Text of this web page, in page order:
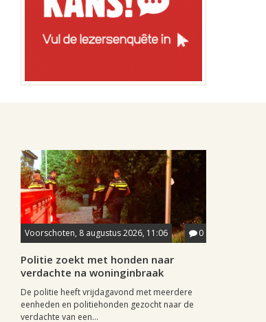
Voorschoten, 8 augustus 2026, 11:06 0
Politie zoekt met honden naar
verdachte na woninginbraak
De politie heeft vrijdagavond met meerdere
eenheden en politiehonden gezocht naar de
verdachte van een...